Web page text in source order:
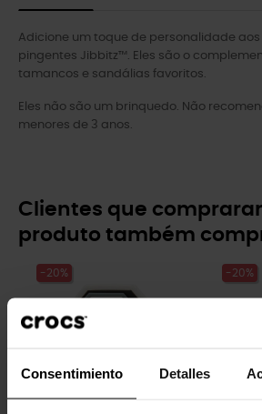
Consentimiento Detalles
Adicione um toque de personalidade
pingentes Jibbitz™. Eles são o
tamancos e sandálias favoritos.
Eles não são um brinquedo. Não
menores de 3 anos.
Clientes que
produto também
-20% -20%